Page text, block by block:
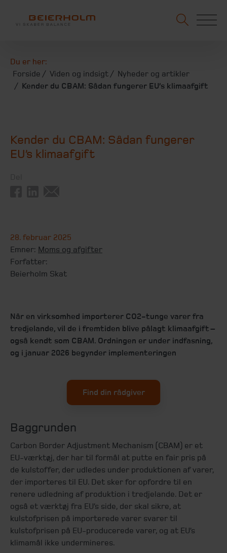
Du er her:
Forside
Viden og indsigt
Nyheder og artikler
Kender du CBAM: Sådan fungerer EU’s klimaafgift
Kender du CBAM: Sådan fungerer
EU’s klimaafgift
28. februar 2025
Emner: Moms og afgifter
Forfatter:
Beierholm Skat
Når en virksomhed importerer CO2-tunge varer fra
tredjelande, vil de i fremtiden blive pålagt klimaafgift –
også kendt som CBAM. Ordningen er under indfasning,
og i januar 2026 begynder implementeringen
Find din rådgiver
Baggrunden
Carbon Border Adjustment Mechanism (CBAM) er et
EU-værktøj, der har til formål at putte en fair pris på
de kulstoffer, der udledes under produktionen af varer,
der importeres til EU. Det sker for opfordre til en
renere udledning af produktion i tredjelande. Det er
også et værktøj fra EU’s side, der skal sikre, at
kulstofprisen på importerede varer svarer til
kulstofprisen på EU-producerede varer, og at EU’s
klimamål ikke undermineres.